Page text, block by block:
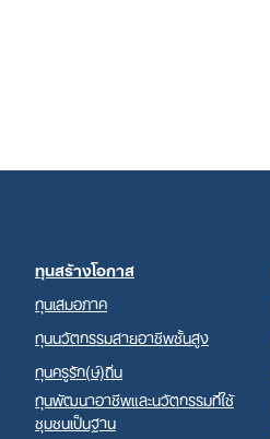
ทุนสร้างโอกาส
ทุนเสมอภาค
ทุนนวัตกรรมสายอาชีพชั้นสูง
ทุนครูรัก(ษ์)ถิ่น
ทุนพัฒนาอาชีพและนวัตกรรมที่ใช้
ชุมชนเป็นฐาน